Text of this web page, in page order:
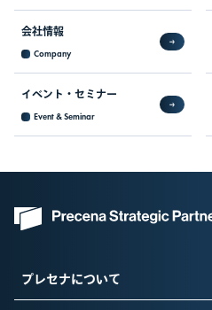
会社情報
Company
イベント・ セミナー
Event & Seminar
プレセナについて